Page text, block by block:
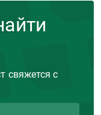
свяжется с